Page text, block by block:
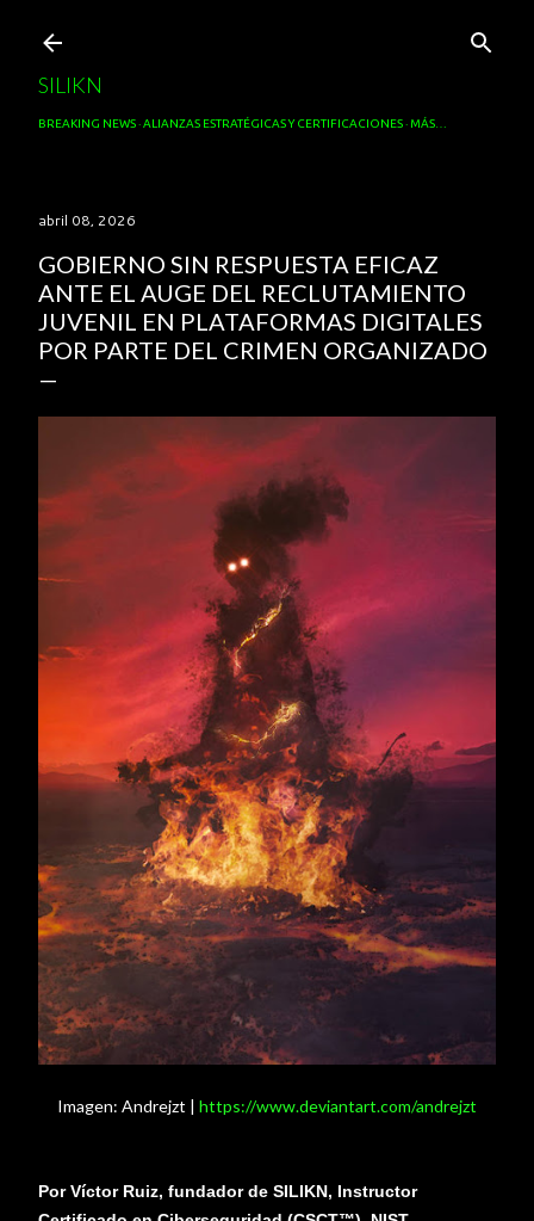
SILIKN
BREAKING NEWS ALIANZAS ESTRATÉGICAS Y CERTIFICACIONES MÁS…
abril 08, 2026
GOBIERNO SIN RESPUESTA EFICAZ
ANTE EL AUGE DEL RECLUTAMIENTO
JUVENIL EN PLATAFORMAS DIGITALES
POR PARTE DEL CRIMEN ORGANIZADO
Imagen: Andrejzt | https://www.deviantart.com/andrejzt
Por Víctor Ruiz, fundador de SILIKN, Instructor